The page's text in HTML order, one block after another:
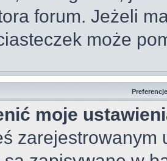
forum. Jeżeli
może
moje
zarejestrowanym